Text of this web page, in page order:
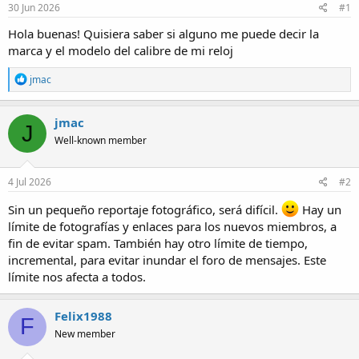
30 Jun 2026 #1
Hola buenas! Quisiera saber si alguno me puede decir la
marca y el modelo del calibre de mi reloj
R
e
a
c
t
i
o
n
s
jmac
J jmac
Well-known member
4 Jul 2026 #2
Sin un pequeño reportaje fotográfico, será difícil.
Hay un
límite de fotografías y enlaces para los nuevos miembros, a
fin de evitar spam. También hay otro límite de tiempo,
incremental, para evitar inundar el foro de mensajes. Este
límite nos afecta a todos.
F Felix1988
New member